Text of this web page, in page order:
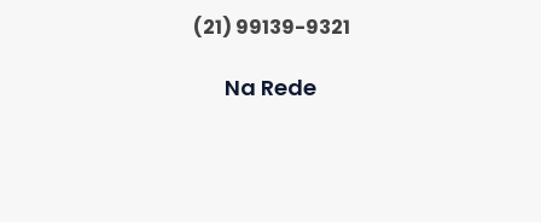
(21) 99139-9321
Na Rede